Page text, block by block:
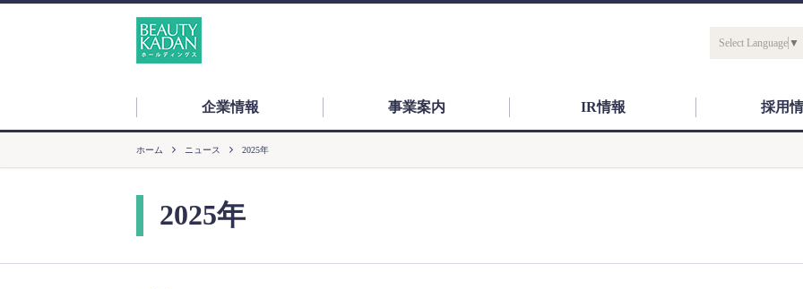
Select Language ▼
企業情報 事業案内 IR情報 採用
ホーム ニュース 2025年
2025年